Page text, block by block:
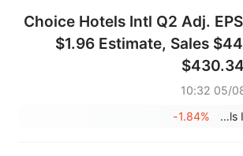
Choice Hotels Intl Q2 Adj.
$1.96 Estimate, Sales
05/08
Choice Hotels International, Inc.
-1.84%